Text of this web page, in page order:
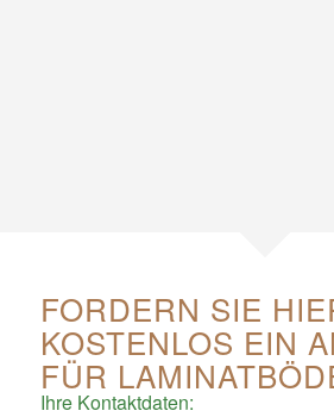
FORDERN SIE
KOSTENLOS EIN
FÜR
Ihre Kontaktdaten: